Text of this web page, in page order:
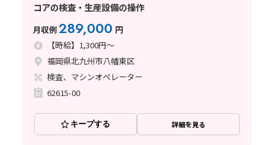
コアの検査・生産設備の操作
月収例289,000 円
【時給】1,300円～
福岡県北九州市八幡東区
検査、マシンオペレーター
62615-00
キープする 詳細を見る